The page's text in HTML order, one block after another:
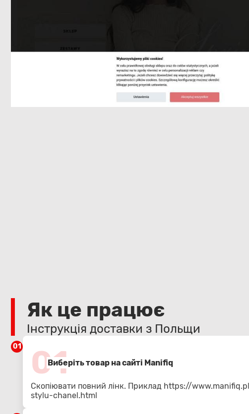
Як це працює
Інструкція доставки з Польщи
01 01
Виберіть товар на сайті Manifiq
Скопіювати повний лінк. Приклад https://
stylu-chanel.html